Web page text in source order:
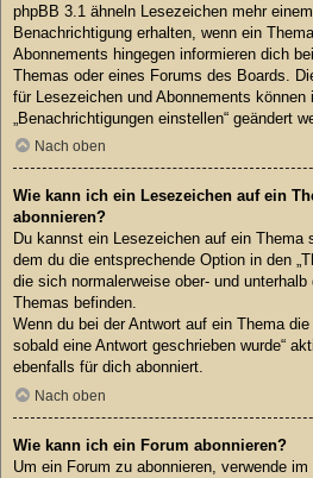
phpBB 3.1 ähneln Lesezeichen mehr
Benachrichtigung erhalten, wenn ein
Abonnements hingegen informieren dich
Themas oder eines Forums des Boards.
für Lesezeichen und Abonnements
„Benachrichtigungen einstellen“ geändert
Nach oben
Wie kann ich ein Lesezeichen auf ein
abonnieren?
Du kannst ein Lesezeichen auf ein Thema
dem du die entsprechende Option in den
die sich normalerweise ober- und
Themas befinden.
Wenn du bei der Antwort auf ein Thema
sobald eine Antwort geschrieben wurde“
ebenfalls für dich abonniert.
Nach oben
Wie kann ich ein Forum abonnieren?
Um ein Forum zu abonnieren, verwende im